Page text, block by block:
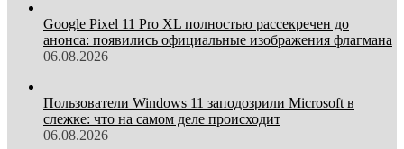
Google Pixel 11 Pro XL полностью рассекречен до
анонса: появились официальные изображения флагмана
06.08.2026
Пользователи Windows 11 заподозрили Microsoft в
слежке: что на самом деле происходит
06.08.2026